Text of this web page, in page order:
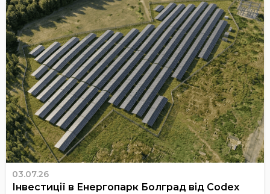
03.07.26
Інвестиції в Енергопарк Болград від Codex